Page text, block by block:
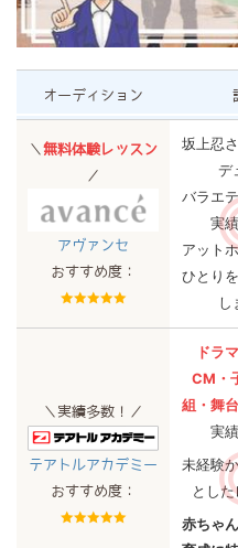
オーディション
＼ 無料体験レッスン
／
アヴァンセ
おすすめ度：
坂上忍
デ
バラエ
実
アット
ひとり
し
＼実績多数！／
テアトルアカデミー
おすすめ度：
ドラ
CM・
組・舞台
実
未経験
とし
赤ちゃ